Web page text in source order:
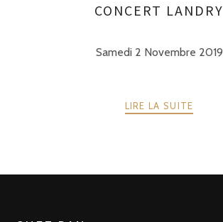
CONCERT LANDRY
Samedi 2 Novembre 2019
LIRE LA SUITE